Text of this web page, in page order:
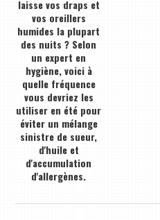
laisse vos draps et
vos oreillers
humides la plupart
des nuits ? Selon
un expert en
hygiène, voici à
quelle fréquence
vous devriez les
utiliser en été pour
éviter un mélange
sinistre de sueur,
d'huile et
d'accumulation
d'allergènes.